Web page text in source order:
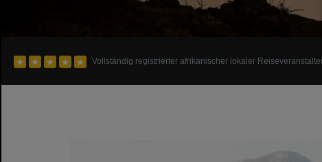
Vollständig registrierter afrikanischer lokaler